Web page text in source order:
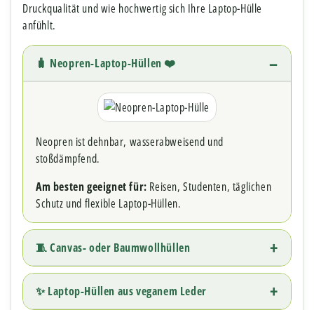
Druckqualität und wie hochwertig sich Ihre Laptop-Hülle
anfühlt.
🧳 Neopren-Laptop-Hüllen ❤️
Neopren ist dehnbar, wasserabweisend und
stoßdämpfend.
Am besten geeignet für: Reisen, Studenten, täglichen
Schutz und flexible Laptop-Hüllen.
🧵 Canvas- oder Baumwollhüllen
✨ Laptop-Hüllen aus veganem Leder